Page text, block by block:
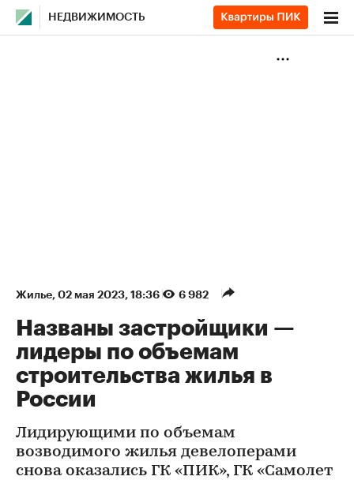
НЕДВИЖИМОСТЬ
Жилье⁠, 02 мая 2023, 18:36 6 982
Названы застройщики —
лидеры по объемам
строительства жилья в
России
Лидирующими по объемам
возводимого жилья девелоперами
снова оказались ГК «ПИК», ГК «Самолет